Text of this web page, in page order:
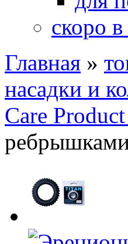
скоро
Главная »
насадки и
Care